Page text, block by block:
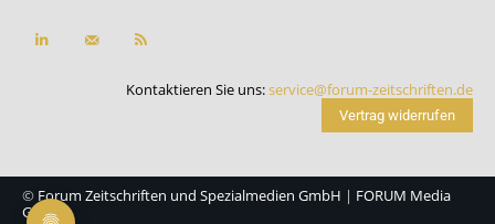
Kontaktieren Sie uns:service@forum-zeitschriften.de
Vertrag widerrufen
© Forum Zeitschriften und Spezialmedien GmbH | FORUM Media
Group